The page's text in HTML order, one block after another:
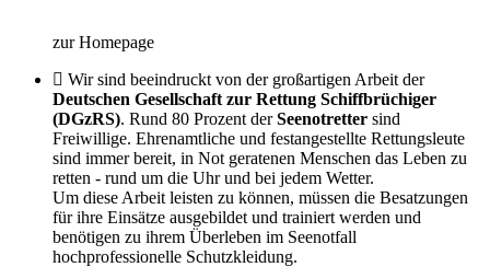
zur Homepage
Wir sind beeindruckt von der großartigen Arbeit der
Deutschen Gesellschaft zur Rettung Schiffbrüchiger
(DGzRS). Rund 80 Prozent derSeenotretter sind
Freiwillige. Ehrenamtliche und festangestellte Rettungsleute
sind immer bereit, in Not geratenen Menschen das Leben zu
retten - rund um die Uhr und bei jedem Wetter.
Um diese Arbeit leisten zu können, müssen die Besatzungen
für ihre Einsätze ausgebildet und trainiert werden und
benötigen zu ihrem Überleben im Seenotfall
hochprofessionelle Schutzkleidung.